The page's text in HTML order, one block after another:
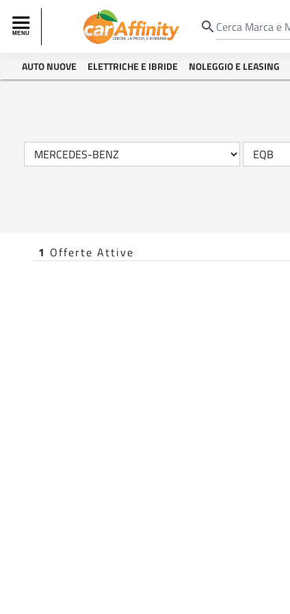
search
AUTO NUOVE ELETTRICHE E IBRIDE NOLEGGIO E LEASING
1 Offerte Attive